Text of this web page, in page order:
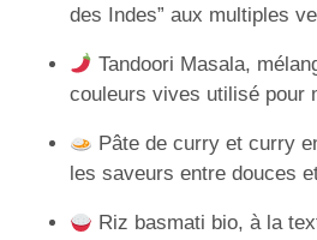
des Indes” aux multiples
Tandoori Masala,
couleurs vives utilisé pour
Pâte de curry et curry
les saveurs entre douces
Riz basmati bio, à la